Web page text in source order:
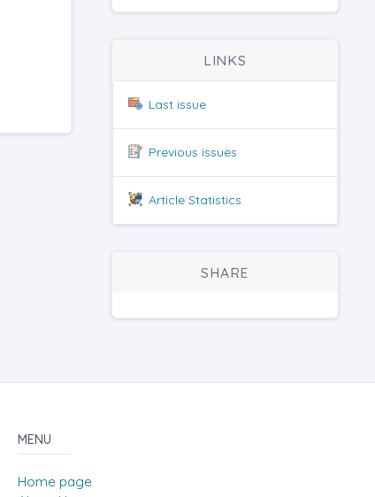
LINKS
Last issue
Previous issues
Article Statistics
SHARE
MENU
Home page